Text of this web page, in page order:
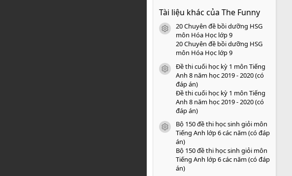
0
0
s
a
o
Tài liệu khác của The Funny
icon tài liệu
20 Chuyên đề bồi dưỡng HSG
môn Hóa Học lớp 9
20 Chuyên đề bồi dưỡng HSG
môn Hóa Học lớp 9
icon tài liệu
Đề thi cuối học kỳ 1 môn Tiếng
Anh 8 năm học 2019 - 2020 (có
đáp án)
Đề thi cuối học kỳ 1 môn Tiếng
Anh 8 năm học 2019 - 2020 (có
đáp án)
icon tài liệu
Bộ 150 đề thi học sinh giỏi môn
Tiếng Anh lớp 6 các năm (có đáp
án)
Bộ 150 đề thi học sinh giỏi môn
Tiếng Anh lớp 6 các năm (có đáp
án)